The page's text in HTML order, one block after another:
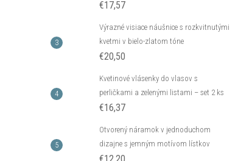
€17,57
Výrazné visiace náušnice s rozkvitnutými
kvetmi v bielo-zlatom tóne
€20,50
Kvetinové vlásenky do vlasov s
perličkami a zelenými listami – set 2 ks
€16,37
Otvorený náramok v jednoduchom
dizajne s jemným motívom lístkov